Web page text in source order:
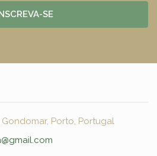
SE
Porto, Portugal